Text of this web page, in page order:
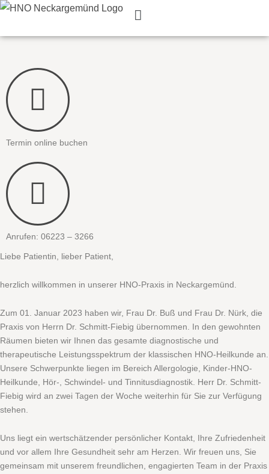
Zum
springen
Termin online buchen
Anrufen: 06223 – 3266
Liebe Patientin, lieber Patient,
herzlich willkommen in unserer HNO-Praxis in Neckargemünd.
Zum 01. Januar 2023 haben wir, Frau Dr. Buß und Frau Dr. Nürk, die
Praxis von Herrn Dr. Schmitt-Fiebig übernommen. In den gewohnten
Räumen bieten wir Ihnen das gesamte diagnostische und
therapeutische Leistungsspektrum der klassischen HNO-Heilkunde an.
Unsere Schwerpunkte liegen im Bereich Allergologie, Kinder-HNO-
Heilkunde, Hör-, Schwindel- und Tinnitusdiagnostik. Herr Dr. Schmitt-
Fiebig wird an zwei Tagen der Woche weiterhin für Sie zur Verfügung
stehen.
Uns liegt ein wertschätzender persönlicher Kontakt, Ihre Zufriedenheit
und vor allem Ihre Gesundheit sehr am Herzen. Wir freuen uns, Sie
gemeinsam mit unserem freundlichen, engagierten Team in der Praxis